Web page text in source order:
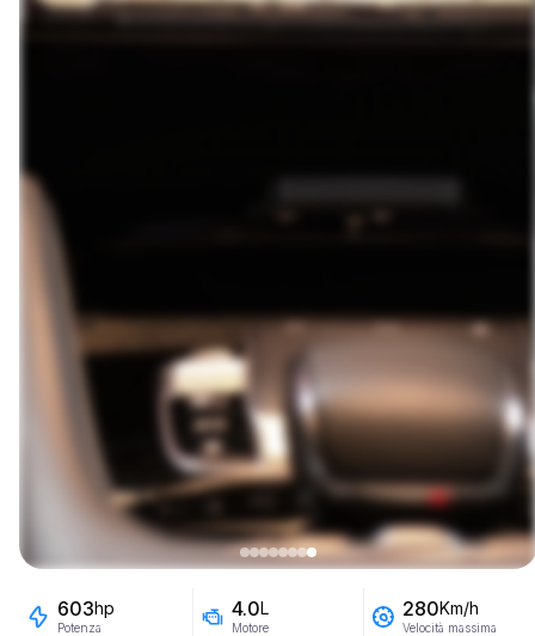
603hp
Potenza
4.0L
Motore
280Km/h
Velocità massima